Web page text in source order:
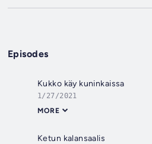
Episodes
Kukko käy kuninkaissa
1/27/2021
MORE
Ketun kalansaalis